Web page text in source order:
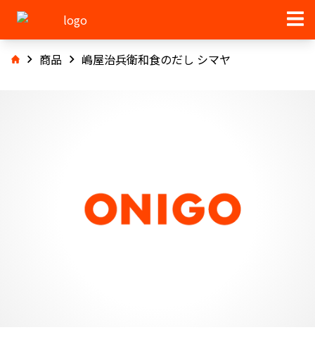
商品 嶋屋治兵衛和食のだし シマヤ